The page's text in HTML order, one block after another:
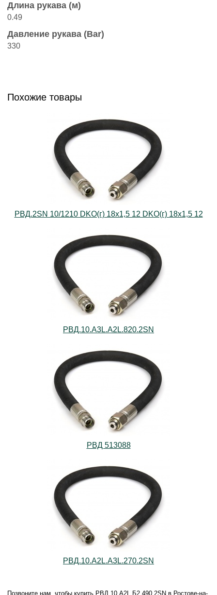
Длина рукава (м)
0.49
Давление рукава (Bar)
330
Похожие товары
РВД.2SN 10/1210 DKO(г) 18х1,5 12 DKO(г) 18х1,5 12
РВД.10.А3L.А2L.820.2SN
РВД 513088
РВД.10.А2L.А3L.270.2SN
Позвоните нам, чтобы купить РВД.10.А2L.Б2.490.2SN в Ростове-на-